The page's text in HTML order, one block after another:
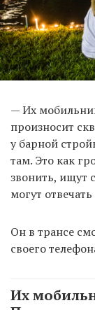
— Их
произносит
у барной
там. Это как
звонить, ищут
могут
Он в трансе
своего
Их